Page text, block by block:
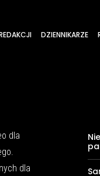
DZIENNIKARZE
dla
dla